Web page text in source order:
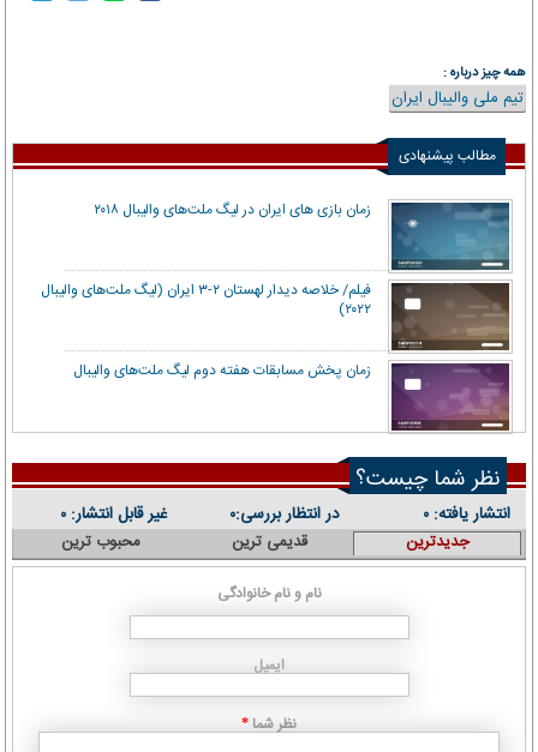
همه چیز درباره :
تیم ملی والیبال ایران
مطالب پیشنهادی
زمان بازی ‌های ایران در لیگ ملت‌های والیبال ۲۰۱۸
فیلم/ خلاصه دیدار لهستان ۲-۳ ایران (لیگ ملت‌های والیبال
۲۰۲۲)
زمان پخش مسابقات هفته دوم لیگ ملت‌های والیبال
نظر شما چیست؟
انتشار یافته: ۰ در انتظار بررسی:۰ غیر قابل انتشار: ۰
جدیدترین قدیمی ترین محبوب ترین
نام و نام خانوادگی
ایمیل
نظر شما *